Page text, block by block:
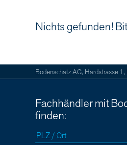
Nichts gefunden!
Bodenschatz AG, Hardstrasse
Fachhändler mit
finden: